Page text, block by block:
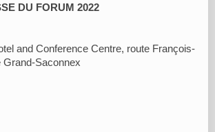
DU FORUM 2022
and Conference Centre, route François-
Grand-Saconnex